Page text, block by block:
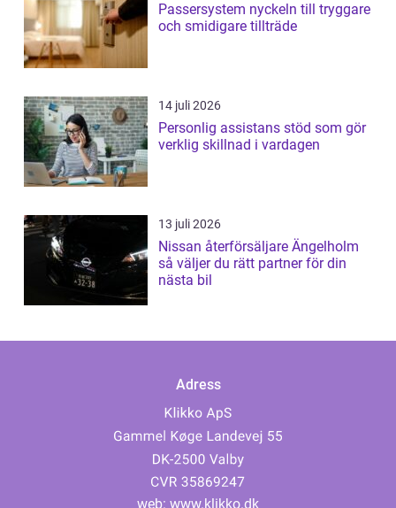
Passersystem nyckeln till tryggare
och smidigare tillträde
14 juli 2026
Personlig assistans stöd som gör
verklig skillnad i vardagen
13 juli 2026
Nissan återförsäljare Ängelholm
så väljer du rätt partner för din
nästa bil
Adress
web: www.klikko.dk